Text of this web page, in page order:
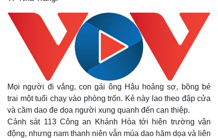
Mọi người đi vắng, con gái ông Hậu hoảng sợ, bồng bé
trai một tuổi chạy vào phòng trốn. Kẻ này lao theo đập cửa
và cầm dao đe dọa người xung quanh đến can thiệp.
Cảnh sát 113 Công an Khánh Hòa tới hiện trường vận
động, nhưng nam thanh niên vẫn múa dao hăm dọa và liên